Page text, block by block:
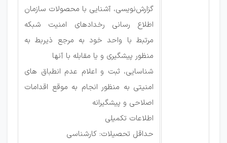
گزارش‌نویسی، آشنایی با محصولات سازمان
اطلاع رسانی رخدادهای امنیت شبکه
مرتبط با واحد خود به مرجع ذیربط به
منظور پیشگیری و یا مقابله با آنها
شناسایی، ثبت و اعلام عدم انطباق های
امنیتی به منظور انجام به موقع اقدامات
اصلاحی و پیشگیرانه
اطلاعات تکمیلی
حداقل تحصیلات: کارشناسی